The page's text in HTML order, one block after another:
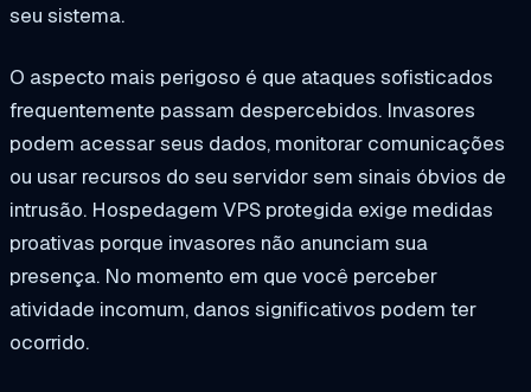
seu sistema.
O aspecto mais perigoso é que ataques sofisticados
frequentemente passam despercebidos. Invasores
podem acessar seus dados, monitorar comunicações
ou usar recursos do seu servidor sem sinais óbvios de
intrusão. Hospedagem VPS protegida exige medidas
proativas porque invasores não anunciam sua
presença. No momento em que você perceber
atividade incomum, danos significativos podem ter
ocorrido.